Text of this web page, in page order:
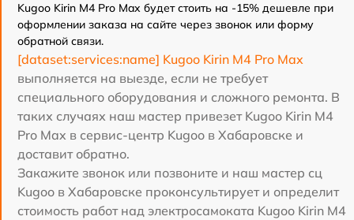
Kugoo Kirin M4 Pro Max будет стоить на -15% дешевле при
оформлении заказа на сайте через звонок или форму
обратной связи.
[dataset:services:name] Kugoo Kirin M4 Pro Max
выполняется на выезде, если не требует
специального оборудования и сложного ремонта. В
таких случаях наш мастер привезет Kugoo Kirin M4
Pro Max в сервис-центр Kugoo в Хабаровске и
доставит обратно.
Закажите звонок или позвоните и наш мастер сц
Kugoo в Хабаровске проконсультирует и определит
стоимость работ над электросамоката Kugoo Kirin M4